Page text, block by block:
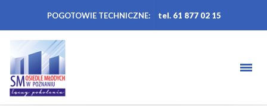
POGOTOWIE TECHNICZNE: tel. 61 877 02 15